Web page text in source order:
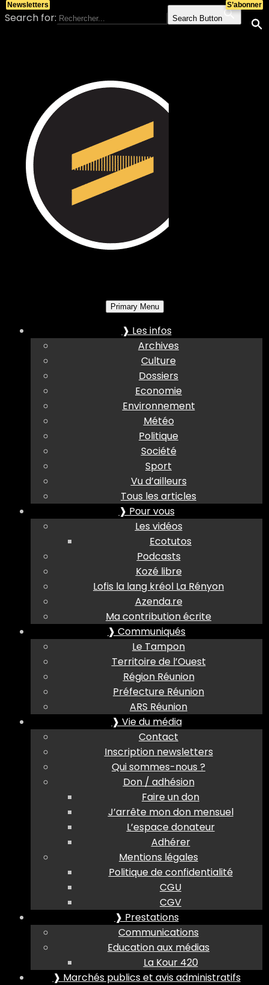
Search for: Search Button
Primary Menu
❱ Les infos
Archives
Culture
Dossiers
Economie
Environnement
Météo
Politique
Société
Sport
Vu d’ailleurs
Tous les articles
❱ Pour vous
Les vidéos
Ecotutos
Podcasts
Kozé libre
Lofis la lang kréol La Rényon
Azenda.re
Ma contribution écrite
❱ Communiqués
Le Tampon
Territoire de l’Ouest
Région Réunion
Préfecture Réunion
ARS Réunion
❱ Vie du média
Contact
Inscription newsletters
Qui sommes-nous ?
Don / adhésion
Faire un don
J’arrête mon don mensuel
L’espace donateur
Adhérer
Mentions légales
Politique de confidentialité
CGU
CGV
❱ Prestations
Communications
Education aux médias
La Kour 420
❱ Marchés publics et avis administratifs
S’abonner
Newsletters